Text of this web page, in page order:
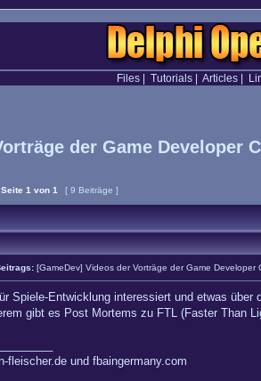
Files| Tutorials| Articles|
der Game Developer
Seite 1 von 1 [ 9 Beiträge ]
[GameDev] Videos der Vorträge der Game Developer
Spiele-Entwicklung interessiert und etwas
gibt es Post Mortems zu FTL (Faster Than
fleischer.de und fbaingermany.com